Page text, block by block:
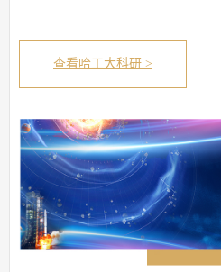
查看哈工大科研 >